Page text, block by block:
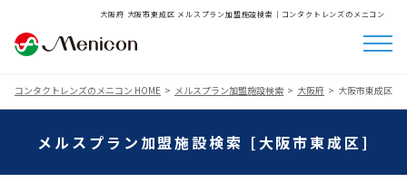
大阪府 大阪市東成区 メルスプラン加盟施設検索│コンタクトレンズのメニコン
コンタクトレンズのメニコン HOME メルスプラン加盟施設検索 大阪府 大阪市東成区
メルスプラン加盟施設検索 [大阪市東成区]